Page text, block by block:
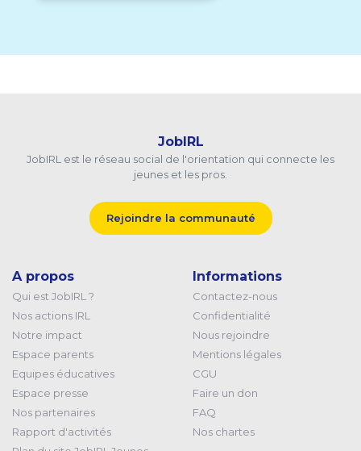
JobIRL
JobIRL est le réseau social de l'orientation qui connecte les
jeunes et les pros.
Rejoindre la communauté
A propos
Qui est JobIRL ?
Nos actions IRL
Notre impact
Espace parents
Equipes éducatives
Espace presse
Nos partenaires
Rapport d'activités
Informations
Contactez-nous
Confidentialité
Nous rejoindre
Mentions légales
CGU
Faire un don
FAQ
Nos chartes